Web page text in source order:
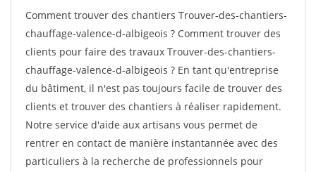
Comment trouver des chantiers Trouver-des-chantiers-
chauffage-valence-d-albigeois ? Comment trouver des
clients pour faire des travaux Trouver-des-chantiers-
chauffage-valence-d-albigeois ? En tant qu'entreprise
du bâtiment, il n'est pas toujours facile de trouver des
clients et trouver des chantiers à réaliser rapidement.
Notre service d'aide aux artisans vous permet de
rentrer en contact de manière instantannée avec des
particuliers à la recherche de professionnels pour